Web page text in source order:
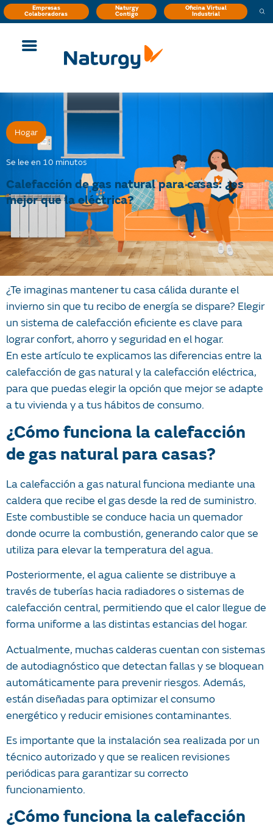
Empresas
Colaboradoras
Naturgy
Contigo
Oficina Virtual
Industrial
Hogar
Se lee en 10 minutos
Calefacción de gas natural para casas: ¿es
mejor que la eléctrica?
¿Te imaginas mantener tu casa cálida durante el
invierno sin que tu recibo de energía se dispare? Elegir
un sistema de calefacción eficiente es clave para
lograr confort, ahorro y seguridad en el hogar.
En este artículo te explicamos las diferencias entre la
calefacción de gas natural y la calefacción eléctrica,
para que puedas elegir la opción que mejor se adapte
a tu vivienda y a tus hábitos de consumo.
¿Cómo funciona la calefacción
de gas natural para casas?
La calefacción a gas natural funciona mediante una
caldera que recibe el gas desde la red de suministro.
Este combustible se conduce hacia un quemador
donde ocurre la combustión, generando calor que se
utiliza para elevar la temperatura del agua.
Posteriormente, el agua caliente se distribuye a
través de tuberías hacia radiadores o sistemas de
calefacción central, permitiendo que el calor llegue de
forma uniforme a las distintas estancias del hogar.
Actualmente, muchas calderas cuentan con sistemas
de autodiagnóstico que detectan fallas y se bloquean
automáticamente para prevenir riesgos. Además,
están diseñadas para optimizar el consumo
energético y reducir emisiones contaminantes.
Es importante que la instalación sea realizada por un
técnico autorizado y que se realicen revisiones
periódicas para garantizar su correcto
funcionamiento.
¿Cómo funciona la calefacción